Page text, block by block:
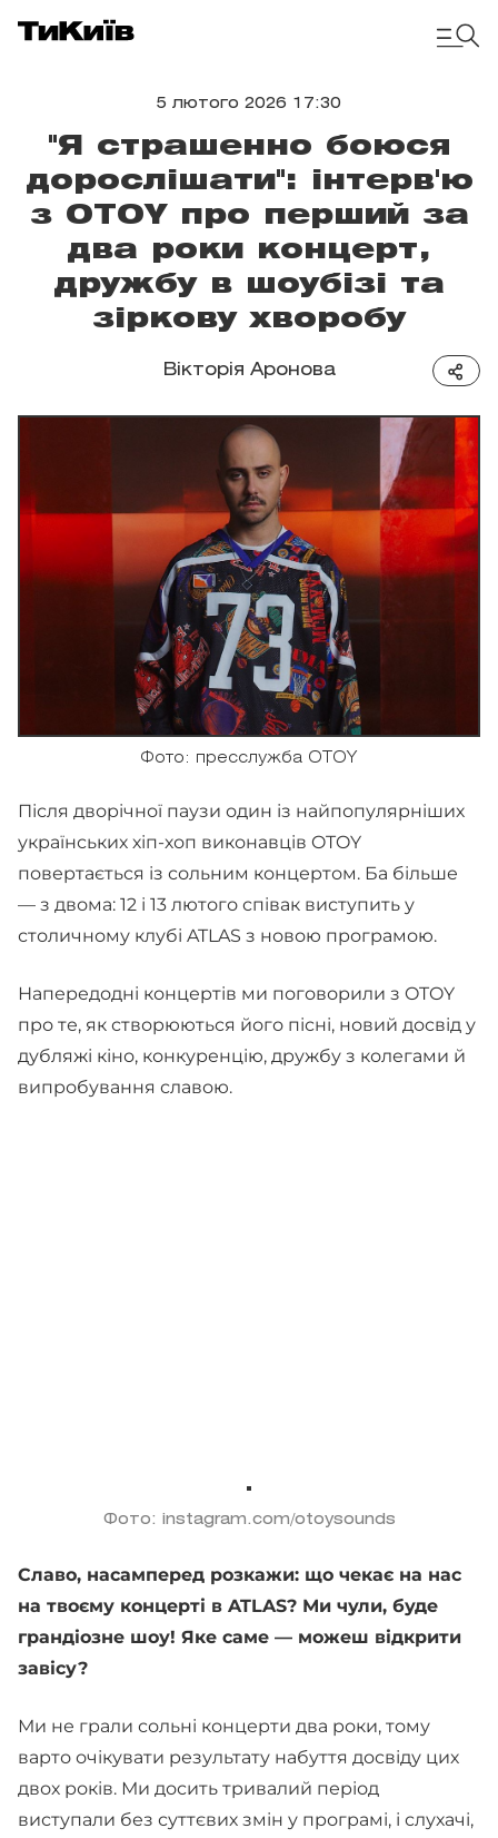
5 лютого 2026 17:30
"Я страшенно боюся
дорослішати": інтерв'ю
з OTOY про перший за
два роки концерт,
дружбу в шоубізі та
зіркову хворобу
Вікторія Аронова
Фото: пресслужба OTOY
Після дворічної паузи один із найпопулярніших
українських хіп-хоп виконавців OTOY
повертається із сольним концертом. Ба більше
— з двома: 12 і 13 лютого співак виступить у
столичному клубі ATLAS з новою програмою.
Напередодні концертів ми поговорили з OTOY
про те, як створюються його пісні, новий досвід у
дубляжі кіно, конкуренцію, дружбу з колегами й
випробування славою.
Фото: instagram.com/otoysounds
Славо, насамперед розкажи: що чекає на нас
на твоєму концерті в ATLAS? Ми чули, буде
грандіозне шоу! Яке саме — можеш відкрити
завісу?
Ми не грали сольні концерти два роки, тому
варто очікувати результату набуття досвіду цих
двох років. Ми досить тривалий період
виступали без суттєвих змін у програмі, і слухачі,